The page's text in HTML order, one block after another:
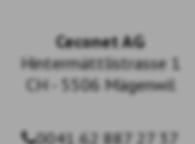
Ceconet AG
Hintermättlistrasse 1
CH - 5506 Mägenwil
0041 62 887 27 37